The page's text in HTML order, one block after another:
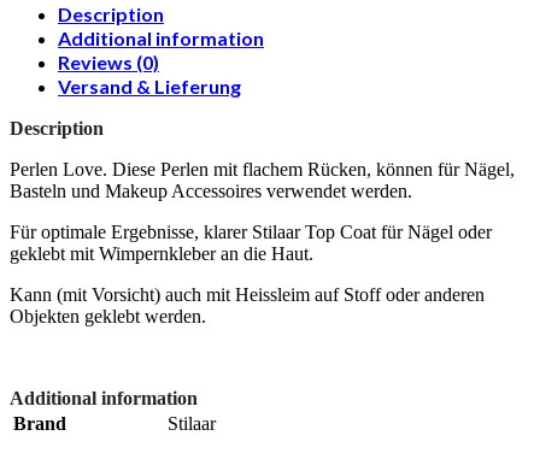
Description
Additional information
Reviews (0)
Versand & Lieferung
Description
Perlen Love. Diese Perlen mit flachem Rücken, können für Nägel,
Basteln und Makeup Accessoires verwendet werden.
Für optimale Ergebnisse, klarer Stilaar Top Coat für Nägel oder
geklebt mit Wimpernkleber an die Haut.
Kann (mit Vorsicht) auch mit Heissleim auf Stoff oder anderen
Objekten geklebt werden.
Additional information
Brand
Stilaar